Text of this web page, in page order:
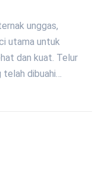
unggas,
utama untuk
dan kuat. Telur
dibuahi…